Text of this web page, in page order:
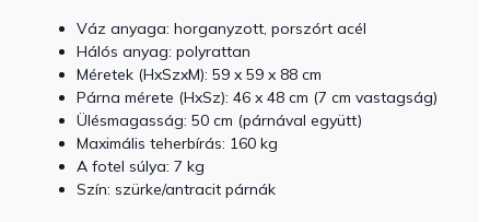
Váz anyaga: horganyzott, porszórt acél
Hálós anyag: polyrattan
Méretek (HxSzxM): 59 x 59 x 88 cm
Párna mérete (HxSz): 46 x 48 cm (7 cm vastagság)
Ülésmagasság: 50 cm (párnával együtt)
Maximális teherbírás: 160 kg
A fotel súlya: 7 kg
Szín: szürke/antracit párnák